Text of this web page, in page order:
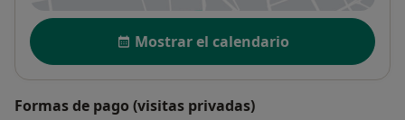
Disponibilidad
Mostrar el calendario
Formas de pago (visitas privadas)